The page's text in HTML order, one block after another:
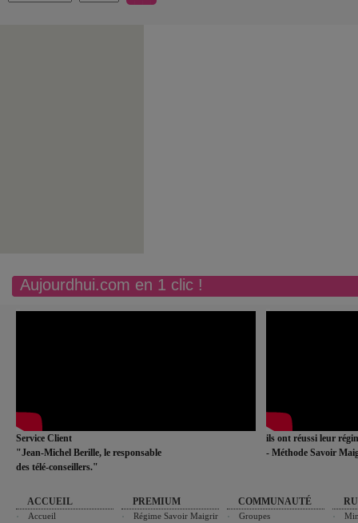
Aujourdhui.com en 1 clic !
Service Client
"Jean-Michel Berille, le responsable
des télé-conseillers."
ils ont réussi leur
- Méthode Savoir
ACCUEIL
Accueil
PREMIUM
Régime Savoir Maigrir
COMMUNAUTÉ
Groupes